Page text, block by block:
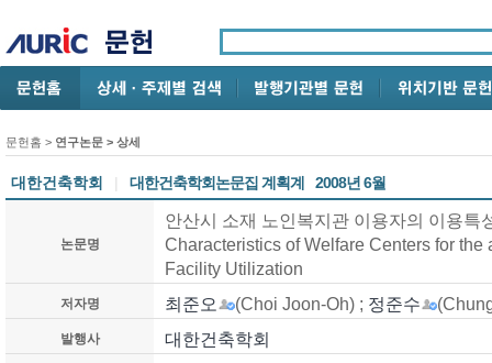
문헌홈 > 연구논문 > 상세
대한건축학회 | 대한건축학회논문집 계획계 2008년 6월
논문명
안산시 소재 노인복지관 이용자의 이용특
Characteristics of Welfare Centers for the
Facility Utilization
저자명 최준오 (Choi Joon-Oh) ; 정준수
발행사 대한건축학회